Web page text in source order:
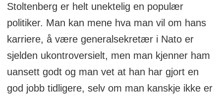
Stoltenberg er helt unektelig en populær
politiker. Man kan mene hva man vil om hans
karriere, å være generalsekretær i Nato er
sjelden ukontroversielt, men man kjenner ham
uansett godt og man vet at han har gjort en
god jobb tidligere, selv om man kanskje ikke er